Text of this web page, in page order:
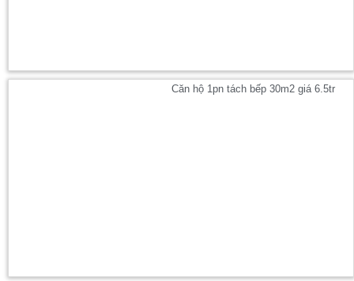
Căn hộ 1pn tách bếp 30m2 giá 6.5tr